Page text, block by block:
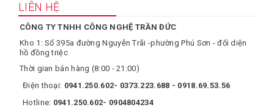
LIÊN HỆ
CÔNG TY TNHH CÔNG NGHỆ TRẦN ĐỨC
Kho 1: Số 395a đường Nguyễn Trãi -phường Phú Sơn - đối diện
hồ đồng triệc
Thời gian bán hàng (8:00 - 21:00)
Điện thoại: 0941.250.602- 0373.223.688 - 0918.69.53.56
Hotline: 0941.250.602- 0904804234